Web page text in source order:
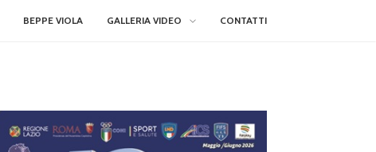
BEPPE VIOLA GALLERIA VIDEO CONTATTI